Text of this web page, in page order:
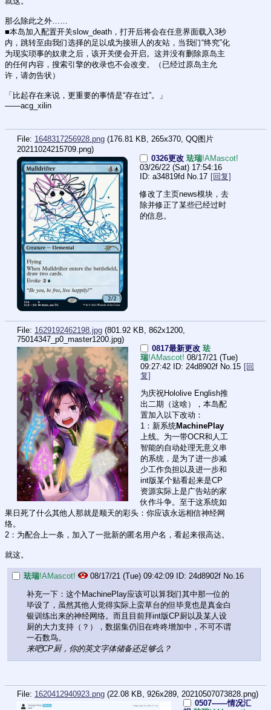
那么除此之外……
■本岛加入配置开关slow_death，打开后将会在任意界面载入3秒
内，跳转至由我们选择的足以成为接班人的友站，当我们“终究”化
为现实琐事的奴隶之后，该开关便会开启。这并没有删除原岛主
的任何内容，搜索引擎的收录也不会改变。（已经过原岛主允
许，请勿告状）
「比起存在来说，更重要的事情是“存在过”。」
——acg_xilin
File: 1648317256928.png (176.81 KB, 265x370, QQ图片
20211024215709.png)
0326更改 珐瑞!AMascot!
03/26/22 (Sat) 17:54:16
a34819fd No. 17 [回复]
修改了主页news模块，去
除并修正了某些已经过时
的信息。
File: 1629192462198.jpg (801.92 KB, 862x1200,
75014347_p0_master1200.jpg)
0817最新更改 珐
瑞!AMascot! 08/17/21 (Tue)
09:27:42
24d8902f No. 15 [回
复]
为庆祝Hololive English推
出二期（这啥），本岛配
置加入以下改动：
1：新系统MachinePlay
上线。为一带OCR和人工
智能的自动处理无意义串
的系统，是为了进一步减
少工作负担以及进一步和
int版某个贴看起来是CP
资源实际上是广告站的家
伙作斗争。至于这系统如
果日死了什么其他人那就是顺天的彩头：你应该永远相信神经网
络。
2：为配合上一条，加入了一批新的匿名用户名，看起来很高达。
就这。
珐瑞!AMascot! 08/17/21 (Tue) 09:42:09 24d8902f No.16
补充一下：这个MachinePlay应该可以算我们其中那一位的
毕设了，虽然其他人觉得实际上蛮草台的但毕竟也是真金白
银训练出来的神经网络。而且目前拜int版CP厨以及某人设
厨的大力支持（？），数据集仍旧在咚咚增加中，不可不谓
一石数鸟。
来吧CP厨，你的英文字体储备还足够么？
File: 1620412940923.png (22.08 KB, 926x289, 20210507073828.png)
0507——情况汇